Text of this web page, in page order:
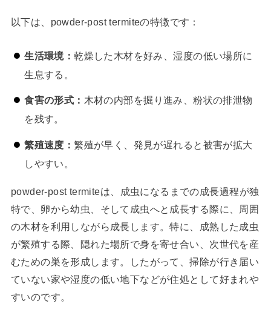
以下は、powder-post termiteの特徴です：
生活環境：乾燥した木材を好み、湿度の低い場所に
生息する。
食害の形式： 木材の内部を掘り進み、粉状の排泄物
を残す。
繁殖速度：繁殖が早く、発見が遅れると被害が拡大
しやすい。
powder-post termiteは、成虫になるまでの成長過程が独
特で、卵から幼虫、そして成虫へと成長する際に、周囲
の木材を利用しながら成長します。特に、成熟した成虫
が繁殖する際、隠れた場所で身を寄せ合い、次世代を産
むための巣を形成します。したがって、掃除が行き届い
ていない家や湿度の低い地下などが住処として好まれや
すいのです。